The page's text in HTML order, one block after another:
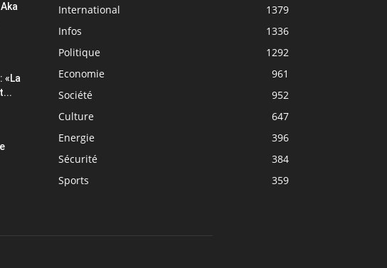
«La
International
1379
Infos
1336
Politique
1292
Economie
961
Société
952
Culture
647
Energie
396
Sécurité
384
Sports
359